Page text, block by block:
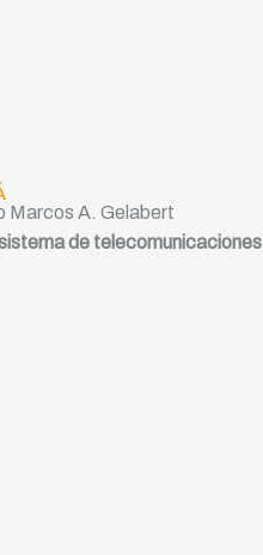
Marcos A. Gelabert
de telecomunicaciones